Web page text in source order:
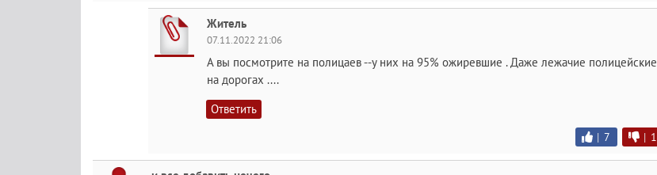
Житель
07.11.2022 21:06
А вы посмотрите на полицаев --у них на 95% ожиревшие . Даже лежачие полицейские
на дорогах ....
Ответить
| 7 | 1